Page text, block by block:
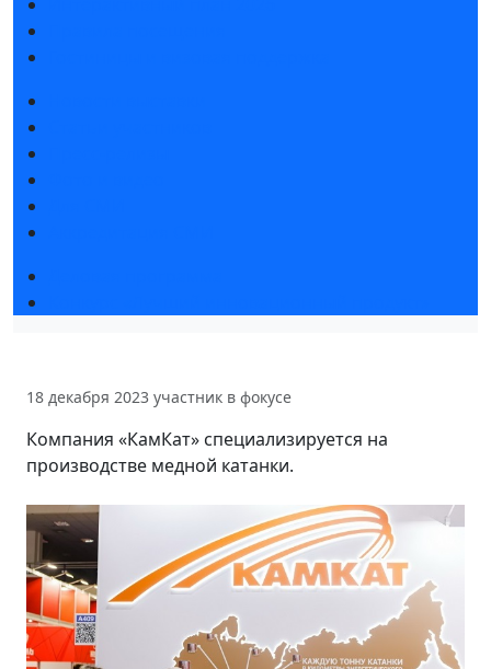
18 декабря 2023 участник в фокусе
Компания «КамКат» специализируется на
производстве медной катанки.